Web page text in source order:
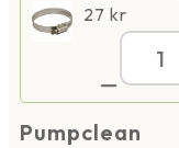
27 kr
Pumpclean